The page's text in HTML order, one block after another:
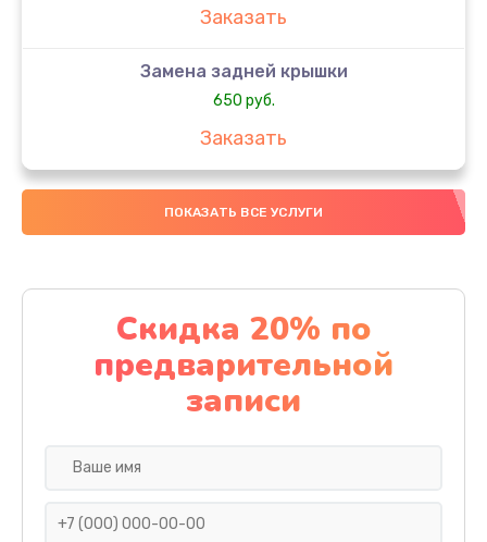
Заказать
Замена задней крышки
650 руб.
Заказать
Замена аккумулятора
4000 руб.
Замена материнской платы
1100 руб.
Заказать
ПОКАЗАТЬ ВСЕ УСЛУГИ
Скидка 20% по
предварительной
записи